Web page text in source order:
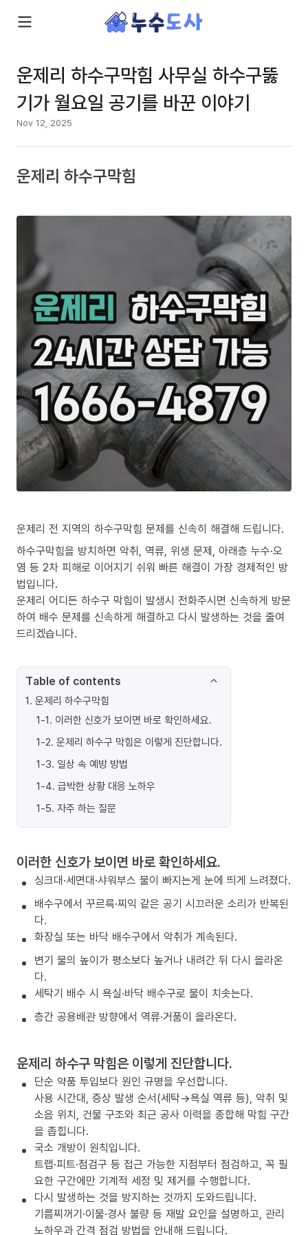
운제리 하수구막힘 사무실 하수구뚫
기가 월요일 공기를 바꾼 이야기
Nov 12, 2025
운제리 하수구막힘
운제리 전 지역의 하수구막힘 문제를 신속히 해결해 드립니다.
하수구막힘을 방치하면 악취, 역류, 위생 문제, 아래층 누수·오
염 등 2차 피해로 이어지기 쉬워 빠른 해결이 가장 경제적인 방
법입니다.
운제리 어디든 하수구 막힘이 발생시 전화주시면 신속하게 방문
하여 배수 문제를 신속하게 해결하고 다시 발생하는 것을 줄여
드리겠습니다.
Table of contents
1. 운제리 하수구막힘
1-1. 이러한 신호가 보이면 바로 확인하세요.
1-2. 운제리 하수구 막힘은 이렇게 진단합니다.
1-3. 일상 속 예방 방법
1-4. 급박한 상황 대응 노하우
1-5. 자주 하는 질문
이러한 신호가 보이면 바로 확인하세요.
싱크대·세면대·샤워부스 물이 빠지는게 눈에 띄게 느려졌다.
배수구에서 꾸르륵·찌익 같은 공기 시끄러운 소리가 반복된
다.
화장실 또는 바닥 배수구에서 악취가 계속된다.
변기 물의 높이가 평소보다 높거나 내려간 뒤 다시 올라온
다.
세탁기 배수 시 욕실·바닥 배수구로 물이 치솟는다.
층간 공용배관 방향에서 역류·거품이 올라온다.
운제리 하수구 막힘은 이렇게 진단합니다.
단순 약품 투입보다 원인 규명을 우선합니다.
사용 시간대, 증상 발생 순서(세탁→욕실 역류 등), 악취 및
소음 위치, 건물 구조와 최근 공사 이력을 종합해 막힘 구간
을 좁힙니다.
국소 개방이 원칙입니다.
트랩·피트·점검구 등 접근 가능한 지점부터 점검하고, 꼭 필
요한 구간에만 기계적 세정 및 제거를 수행합니다.
다시 발생하는 것을 방지하는 것까지 도와드립니다.
기름찌꺼기·이물·경사 불량 등 재발 요인을 설명하고, 관리
노하우과 간격 점검 방법을 안내해 드립니다.